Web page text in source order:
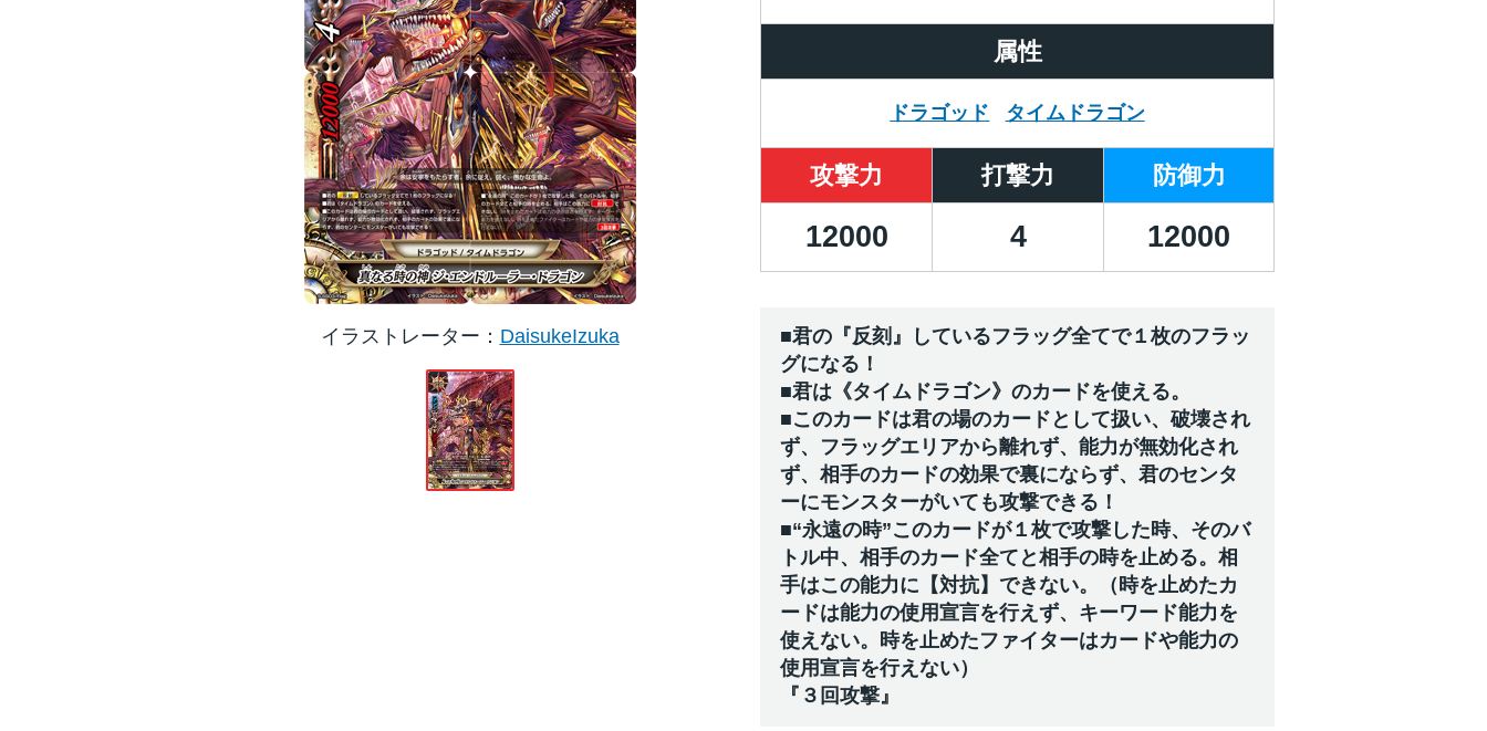
イラストレーター DaisukeIzuka
属性
ドラゴッド タイムドラゴン
攻撃力 打撃力 防御力
12000 4 12000
■君の『反刻』しているフラッグ全てで１枚のフラッ
グになる！
■君は《タイムドラゴン》のカードを使える。
■このカードは君の場のカードとして扱い、破壊され
ず、フラッグエリアから離れず、能力が無効化され
ず、相手のカードの効果で裏にならず、君のセンタ
ーにモンスターがいても攻撃できる！
■“永遠の時”このカードが１枚で攻撃した時、そのバ
トル中、相手のカード全てと相手の時を止める。相
手はこの能力に【対抗】できない。（時を止めたカ
ードは能力の使用宣言を行えず、キーワード能力を
使えない。時を止めたファイターはカードや能力の
使用宣言を行えない）
『３回攻撃』